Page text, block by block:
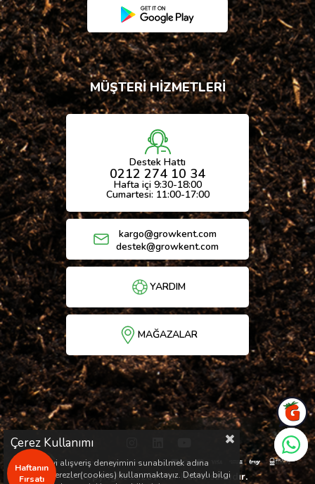
MÜŞTERİ HİZMETLERİ
Destek Hattı
0212 274 10 34
Hafta içi 9:30-18:00
Cumartesi: 11:00-17:00
kargo@growkent.com
destek@growkent.com
YARDIM
MAĞAZALAR
Haftanın
Fırsatı
© Copyright 2026 / Her hakkı saklıdır.
Çerez Kullanımı
Sizlere en iyi alışveriş deneyimini sunabilmek adına
sitemizde çerezler(cookies) kullanmaktayız. Detaylı bilgi